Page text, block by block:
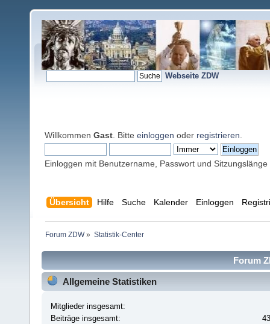
Webseite ZDW
Willkommen Gast . Bitte einloggen oder registrieren
Einloggen mit Benutzername, Passwort und Sitzungslänge
Übersicht Hilfe Suche Kalender Einloggen
Forum ZDW» Statistik-Center
Forum
Allgemeine Statistiken
Mitglieder insgesamt:
Beiträge insgesamt: